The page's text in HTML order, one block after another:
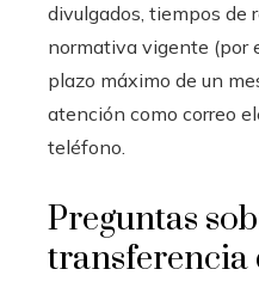
divulgados, tiempos de
normativa vigente (por
plazo máximo de un
atención como correo
teléfono.
Preguntas
transferencia